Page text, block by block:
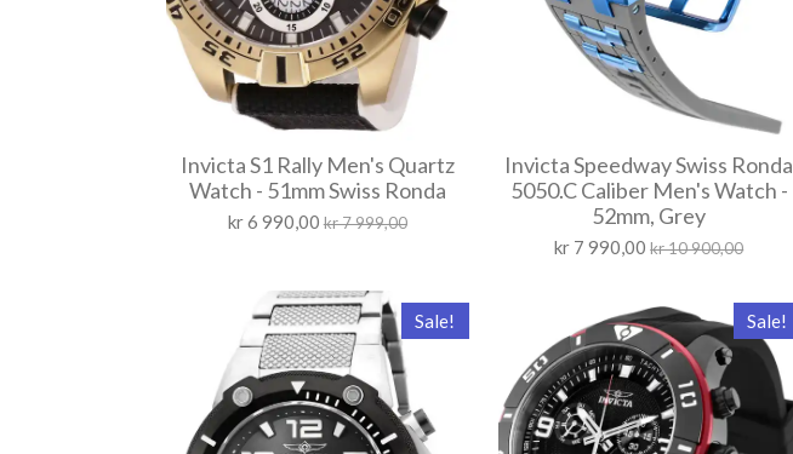
Invicta S1 Rally Men's Quartz
Watch - 51mm Swiss Ronda
kr 6 990,00 kr 7 999,00
Invicta Speedway Swiss Ronda
5050.C Caliber Men's Watch -
52mm, Grey
kr 7 990,00 kr 10 900,00
Sale! Sale!